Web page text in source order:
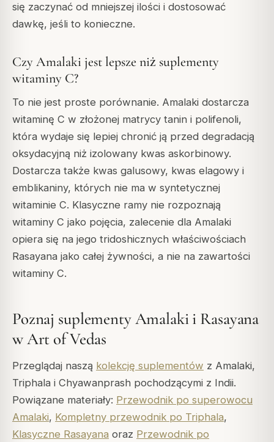
się zaczynać od mniejszej ilości i dostosować
dawkę, jeśli to konieczne.
Czy Amalaki jest lepsze niż suplementy
witaminy C?
To nie jest proste porównanie. Amalaki dostarcza
witaminę C w złożonej matrycy tanin i polifenoli,
która wydaje się lepiej chronić ją przed degradacją
oksydacyjną niż izolowany kwas askorbinowy.
Dostarcza także kwas galusowy, kwas elagowy i
emblikaniny, których nie ma w syntetycznej
witaminie C. Klasyczne ramy nie rozpoznają
witaminy C jako pojęcia, zalecenie dla Amalaki
opiera się na jego tridoshicznych właściwościach
Rasayana jako całej żywności, a nie na zawartości
witaminy C.
Poznaj suplementy Amalaki i Rasayana
w Art of Vedas
Przeglądaj naszą kolekcję suplementów z Amalaki,
Triphala i Chyawanprash pochodzącymi z Indii.
Powiązane materiały: Przewodnik po superowocu
Amalaki, Kompletny przewodnik po Triphala,
Klasyczne Rasayana oraz Przewodnik po